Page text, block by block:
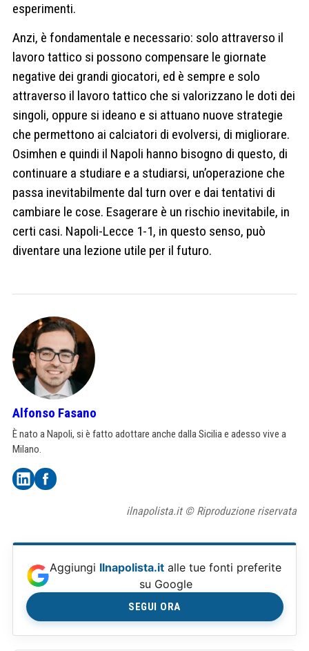
esperimenti.
Anzi, è fondamentale e necessario: solo attraverso il
lavoro tattico si possono compensare le giornate
negative dei grandi giocatori, ed è sempre e solo
attraverso il lavoro tattico che si valorizzano le doti dei
singoli, oppure si ideano e si attuano nuove strategie
che permettono ai calciatori di evolversi, di migliorare.
Osimhen e quindi il Napoli hanno bisogno di questo, di
continuare a studiare e a studiarsi, un’operazione che
passa inevitabilmente dal turn over e dai tentativi di
cambiare le cose. Esagerare è un rischio inevitabile, in
certi casi. Napoli-Lecce 1-1, in questo senso, può
diventare una lezione utile per il futuro.
Alfonso Fasano
È nato a Napoli, si è fatto adottare anche dalla Sicilia e adesso vive a
Milano.
ilnapolista.it © Riproduzione riservata
Aggiungi Ilnapolista.it alle tue fonti preferite
su Google
SEGUI ORA